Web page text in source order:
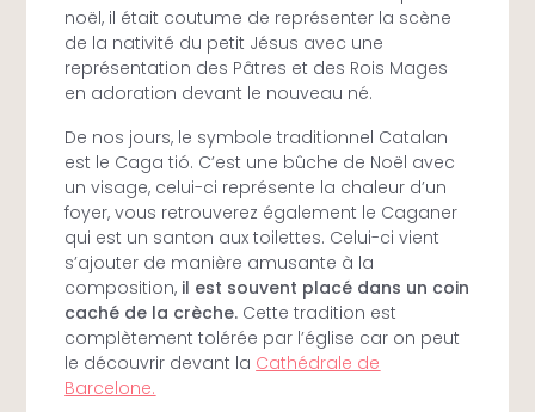
noël, il était coutume de représenter la scène
de la nativité du petit Jésus avec une
représentation des Pâtres et des Rois Mages
en adoration devant le nouveau né.
De nos jours, le symbole traditionnel Catalan
est le Caga tió. C’est une bûche de Noël avec
un visage, celui-ci représente la chaleur d’un
foyer, vous retrouverez également le Caganer
qui est un santon aux toilettes. Celui-ci vient
s’ajouter de manière amusante à la
composition, il est souvent placé dans un coin
caché de la crèche. Cette tradition est
complètement tolérée par l’église car on peut
le découvrir devant la Cathédrale de
Barcelone.